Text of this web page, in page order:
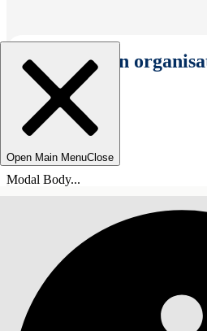
Selecteer een
Open Main MenuClose
Modal Body...